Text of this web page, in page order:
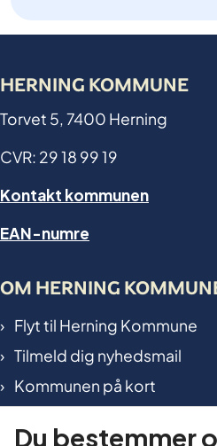
HERNING KOMMUNE
Torvet 5, 7400 Herning
CVR: 29 18 99 19
Kontakt kommunen
EAN-numre
OM HERNING
Flyt til Herning Kommune
Tilmeld dig nyhedsmail
Kommunen på kort
International in Herning
Du bestemmer